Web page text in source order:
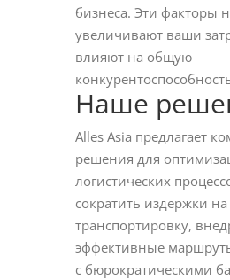
бизнеса. Эти факторы
увеличивают ваши
влияют на общую
Наше
Alles Asia предлагает
решения для
логистических
сократить издержки на
транспортировку,
эффективные
с бюрократическими